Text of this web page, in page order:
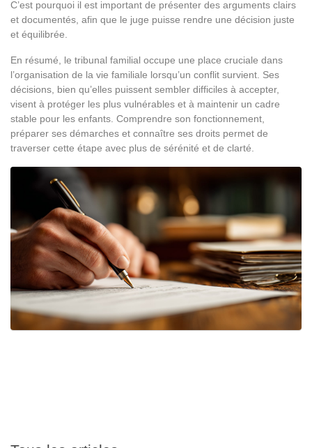
C’est pourquoi il est important de présenter des arguments clairs
et documentés, afin que le juge puisse rendre une décision juste
et équilibrée.
En résumé, le tribunal familial occupe une place cruciale dans
l’organisation de la vie familiale lorsqu’un conflit survient. Ses
décisions, bien qu’elles puissent sembler difficiles à accepter,
visent à protéger les plus vulnérables et à maintenir un cadre
stable pour les enfants. Comprendre son fonctionnement,
préparer ses démarches et connaître ses droits permet de
traverser cette étape avec plus de sérénité et de clarté.